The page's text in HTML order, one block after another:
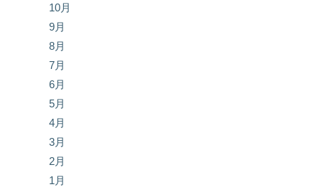
10月
9月
8月
7月
6月
5月
4月
3月
2月
1月